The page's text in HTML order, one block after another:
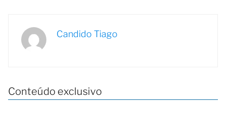
Candido Tiago
Conteúdo exclusivo